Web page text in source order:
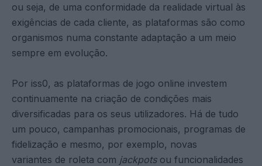
ou seja, de uma conformidade da realidade virtual às
exigências de cada cliente, as plataformas são como
organismos numa constante adaptação a um meio
sempre em evolução.
Por iss0, as plataformas de jogo online investem
continuamente na criação de condições mais
diversificadas para os seus utilizadores. Há de tudo
um pouco, campanhas promocionais, programas de
fidelização e mesmo, por exemplo, novas
variantes de roleta com jackpotsou funcionalidades